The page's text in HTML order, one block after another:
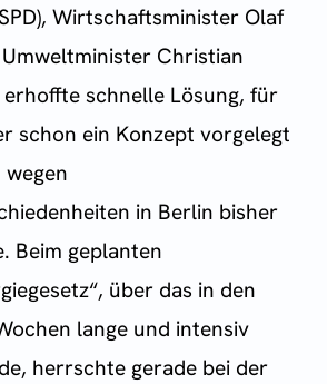
Wirtschaftsminister Olaf
Umweltminister Christian
erhoffte schnelle Lösung, für
schon ein Konzept vorgelegt
in Berlin bisher
Beim geplanten
über das in den
lange und intensiv
herrschte gerade bei der